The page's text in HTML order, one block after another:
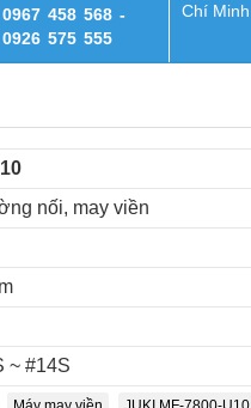
0967 458 568 -
0926 575 555
Chí Minh
nối, may viền
~ #14S